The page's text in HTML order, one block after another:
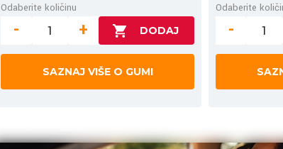
Odaberite količinu
- +
SAZNAJ VIŠE O GUMI
Odaberite
-